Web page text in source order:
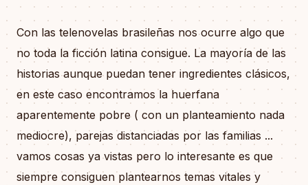
Con las telenovelas brasileñas nos ocurre algo que
no toda la ficción latina consigue. La mayoría de las
historias aunque puedan tener ingredientes clásicos,
en este caso encontramos la huerfana
aparentemente pobre ( con un planteamiento nada
mediocre), parejas distanciadas por las familias ...
vamos cosas ya vistas pero lo interesante es que
siempre consiguen plantearnos temas vitales y